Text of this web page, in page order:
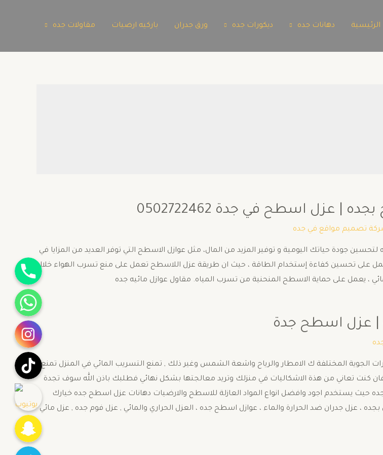
الرئيسية دهانات جده ديكورات جده ورق جدران باركيه ارضيات مقاولات جده
عزل اسطح في جدة 0502722462
تصميم مواقع في جده
جودة حياتك اليومية و توفير المزيد من المال، مثل عوازل الاسطح التي توفر العديد من المزايا في
على تحسين كفاءة إستخدام الطاقة ، حيث ان طريقة عزل اللاسطح تعمل على منع تسرب الهواء خلال
، يعمل على حماية الاسطح المنحنية من تسرب المياه. مقاول عوازل مائيه جده
| عزل اسطح جدة
الجوية المختلفة ك الامطار والرياح واشعة الشمس وغير ذلك , تمنع التسريب المائي في المنزل تمنع
كنت تعاني من هذة الاشكاليات في منزلك وتريد معالجتها بشكل نهائي فطلبك باذن الله سوف تجدة
يستخدم اجود وافضل انواع المواد العازلة للاسطح والارضيات دهانات عزل اسطح جده خيارك
، عزل جدران ضد الحرارة والماء ، عوازل اسطح جده ، العزل الحراري والمائي , عزل فوم جده , عزل مائي
جوال
واتساب
انستقرام
تيك توك
يوتيوب
Snapchat
Twitter